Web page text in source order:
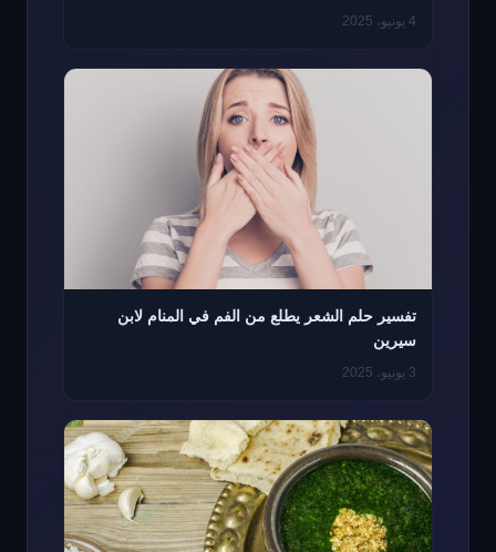
4 يونيو، 2025
تفسير حلم الشعر يطلع من الفم في المنام لابن
سيرين
3 يونيو، 2025